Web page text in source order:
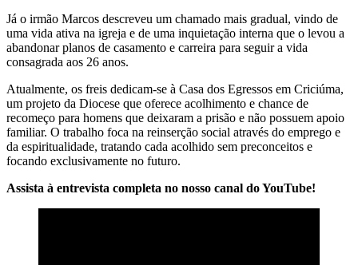
Já o irmão Marcos descreveu um chamado mais gradual, vindo de
uma vida ativa na igreja e de uma inquietação interna que o levou a
abandonar planos de casamento e carreira para seguir a vida
consagrada aos 26 anos.
Atualmente, os freis dedicam-se à Casa dos Egressos em Criciúma,
um projeto da Diocese que oferece acolhimento e chance de
recomeço para homens que deixaram a prisão e não possuem apoio
familiar. O trabalho foca na reinserção social através do emprego e
da espiritualidade, tratando cada acolhido sem preconceitos e
focando exclusivamente no futuro.
Assista à entrevista completa no nosso canal do YouTube!